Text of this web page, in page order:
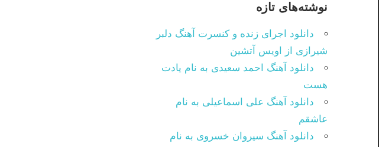
نوشته‌های تازه
دانلود اجرای زنده و کنسرت آهنگ دلبر
شیرازی از اویس آتشین
دانلود آهنگ احمد سعیدی به نام یادت
هست
دانلود آهنگ علی اسماعیلی به نام
عاشقم
دانلود آهنگ سیروان خسروی به نام